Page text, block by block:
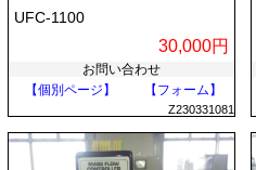
UFC-1100
30,000円
お問い合わせ
【個別ページ】
【フォーム】
Z230331081